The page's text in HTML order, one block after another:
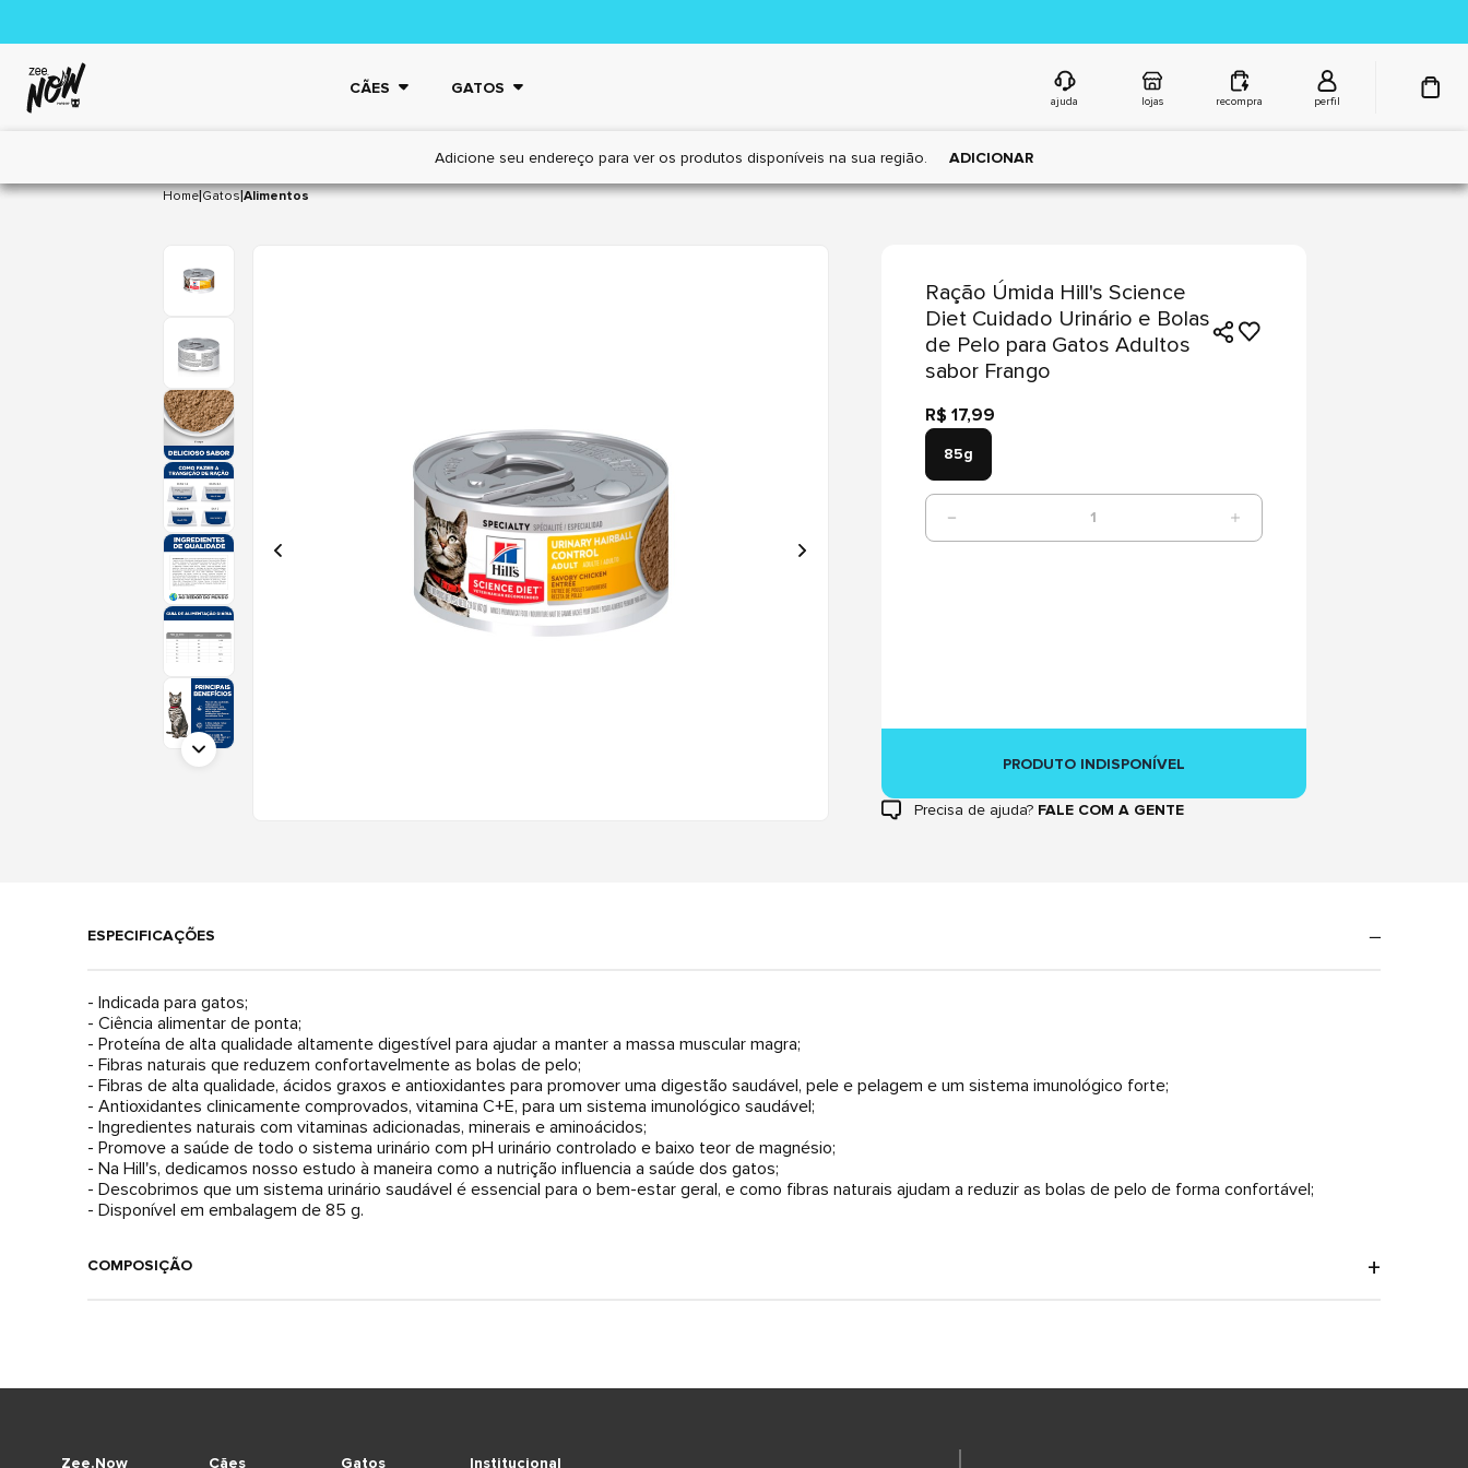
CÃES GATOS
ajuda lojas recompra perfil
Adicione seu endereço para ver os produtos disponíveis na sua região. ADICIONAR
Home|Gatos|Alimentos
Ração Úmida Hill's Science
Diet Cuidado Urinário e Bolas
de Pelo para Gatos Adultos
sabor Frango
R$ 17,99
85g
1
PRODUTO INDISPONÍVEL
Precisa de ajuda? FALE COM A GENTE
ESPECIFICAÇÕES
- Indicada para gatos;
- Ciência alimentar de ponta;
- Proteína de alta qualidade altamente digestível para ajudar a manter a massa muscular magra;
- Fibras naturais que reduzem confortavelmente as bolas de pelo;
- Fibras de alta qualidade, ácidos graxos e antioxidantes para promover uma digestão saudável, pele e pelagem e um sistema imunológico forte;
- Antioxidantes clinicamente comprovados, vitamina C+E, para um sistema imunológico saudável;
- Ingredientes naturais com vitaminas adicionadas, minerais e aminoácidos;
- Promove a saúde de todo o sistema urinário com pH urinário controlado e baixo teor de magnésio;
- Na Hill's, dedicamos nosso estudo à maneira como a nutrição influencia a saúde dos gatos;
- Descobrimos que um sistema urinário saudável é essencial para o bem-estar geral, e como fibras naturais ajudam a reduzir as bolas de pelo de forma confortável;
- Disponível em embalagem de 85 g.
COMPOSIÇÃO
Cães Gatos
Zee.Now Institucional